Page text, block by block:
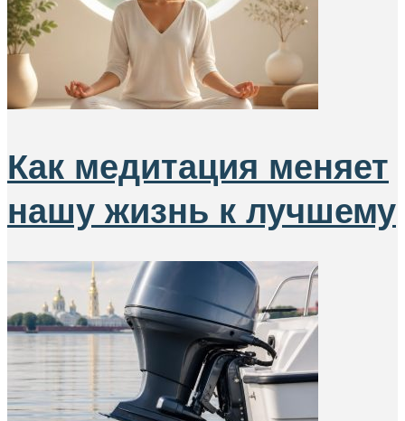
Как медитация меняет
нашу жизнь к лучшему